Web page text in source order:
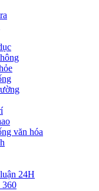
văn hóa
24H
360